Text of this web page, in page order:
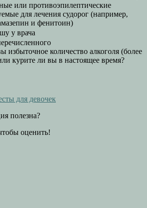
или противоэпилептические
для лечения судорог (например,
и фенитоин)
у врача
избыточное количество алкоголя (более
курите ли вы в настоящее время?
для девочек
полезна?
оценить!